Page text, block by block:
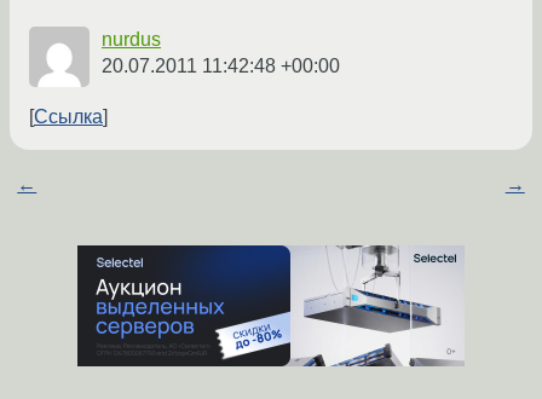
nurdus
20.07.2011 11:42:48 +00:00
Ссылка
← →